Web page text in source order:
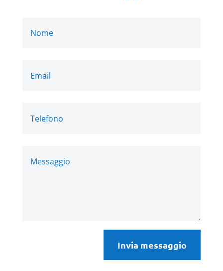
Invia messaggio